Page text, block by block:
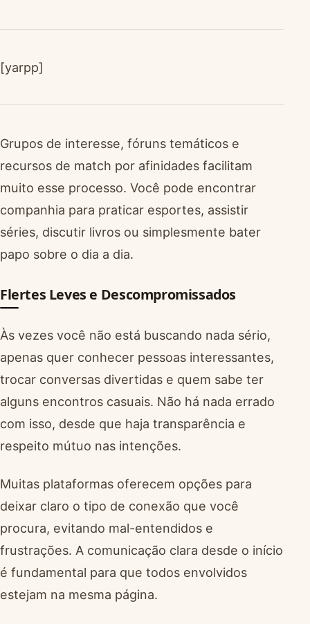
[yarpp]
Grupos de interesse, fóruns temáticos e
recursos de match por afinidades facilitam
muito esse processo. Você pode encontrar
companhia para praticar esportes, assistir
séries, discutir livros ou simplesmente bater
papo sobre o dia a dia.
Flertes Leves e Descompromissados
Às vezes você não está buscando nada sério,
apenas quer conhecer pessoas interessantes,
trocar conversas divertidas e quem sabe ter
alguns encontros casuais. Não há nada errado
com isso, desde que haja transparência e
respeito mútuo nas intenções.
Muitas plataformas oferecem opções para
deixar claro o tipo de conexão que você
procura, evitando mal-entendidos e
frustrações. A comunicação clara desde o início
é fundamental para que todos envolvidos
estejam na mesma página.